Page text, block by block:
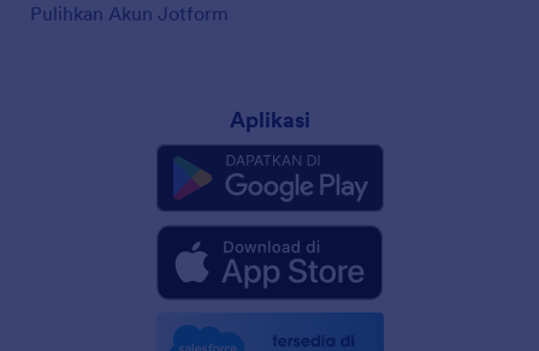
Pulihkan Akun Jotform
Aplikasi